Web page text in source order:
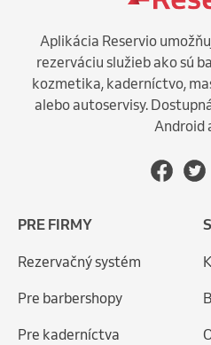
Aplikácia Reservio
rezerváciu služieb ako sú
kozmetika, kaderníctvo,
alebo autoservisy.
Android
PRE FIRMY
Rezervačný systém
Pre barbershopy
Pre kaderníctva